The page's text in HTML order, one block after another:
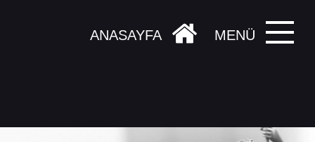
MENÜ
ANASAYFA